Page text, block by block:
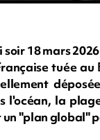
18 mars
tuée au
l'océan, la
"plan global"